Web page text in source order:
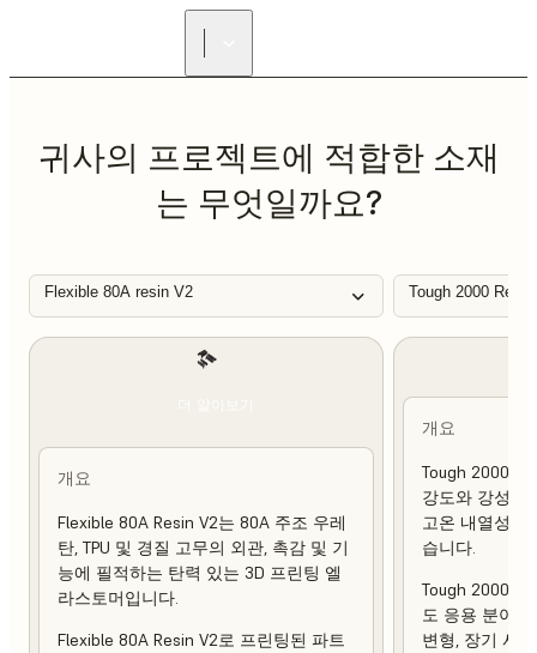
귀사의 프로젝트에 적합한 소재
는 무엇일까요?
Flexible 80A resin V2 Tough 2000
개요
Flexible 80A Resin V2는 80A 주조 우레
탄, TPU 및 경질 고무의 외관, 촉감 및 기
능에 필적하는 탄력 있는 3D 프린팅 엘
라스토머입니다.
Flexible 80A Resin V2로 프린팅된 파트
개요
Tough 2000
강도와 강성이
고온 내열성
습니다.
Tough 2000
도 응용 분야
변형, 장기 사